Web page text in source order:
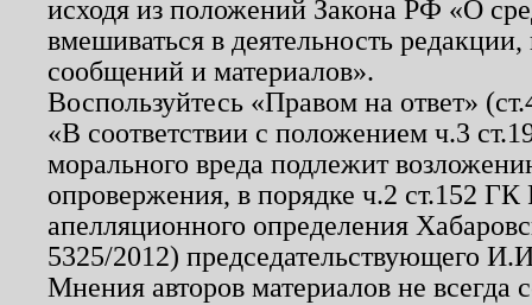
исходя из положений Закона РФ «О
вмешиваться в деятельность
сообщений и материалов».
Воспользуйтесь «Правом на ответ»
«В соответствии с положением ч.3
морального вреда подлежит
опровержения, в порядке ч.2 ст.152
апелляционного определения
5325/2012) председательствующего
Мнения авторов материалов не